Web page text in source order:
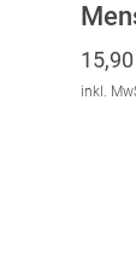
inkl.